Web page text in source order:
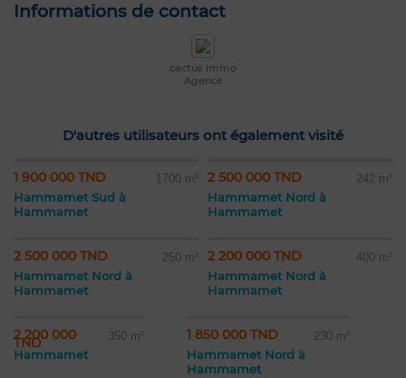
Informations de contact
cactus immo
Agence
D'autres utilisateurs ont également visité
1 900 000 TND 1700 m²
Hammamet Sud à
Hammamet
2 500 000 TND 242 m²
Hammamet Nord à
Hammamet
2 500 000 TND 250 m²
Hammamet Nord à
Hammamet
2 200 000 TND 400 m²
Hammamet Nord à
Hammamet
2 200 000
TND 350 m²
Hammamet
1 850 000 TND 230 m²
Hammamet Nord à
Hammamet